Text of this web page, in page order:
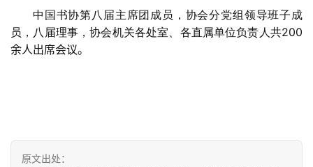
中国书协第八届主席团成员，协会分党组领导班子成
员，八届理事，协会机关各处室、各直属单位负责人共200
余人出席会议。
原文出处：